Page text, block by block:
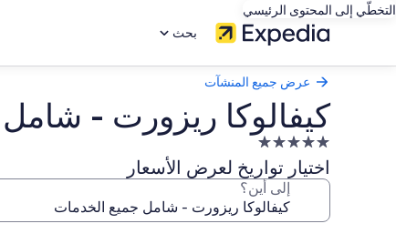
التخطّي إلى المحتوى الرئيسي
بحث
عرض جميع المنشآت
كيفالوكا ريزورت -
منشأة
فندقية
مصنفة
5.0
اختيار تواريخ لعرض الأسعار
إلى أين؟